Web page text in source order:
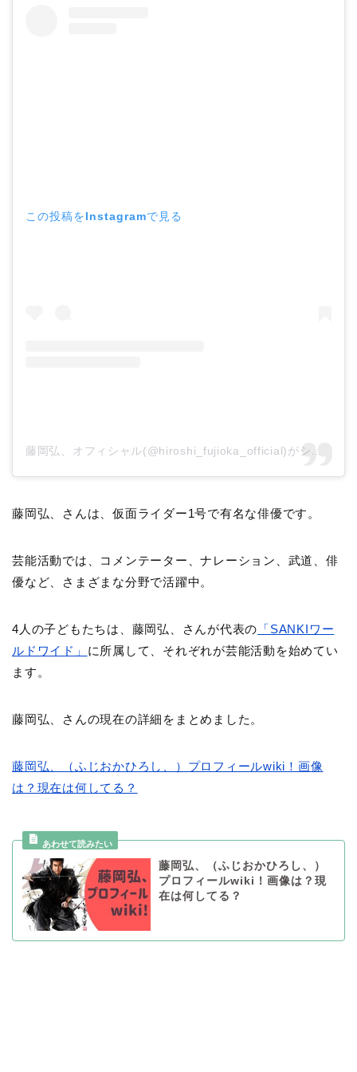
この投稿をInstagramで見る
藤岡弘、さんは、仮面ライダー1号で有名な俳優です。
芸能活動では、コメンテーター、ナレーション、武道、俳
優など、さまざまな分野で活躍中。
4人の子どもたちは、藤岡弘、さんが代表の 「SANKIワー
ルドワイド」 に所属して、それぞれが芸能活動を始めてい
ます。
藤岡弘、さんの現在の詳細をまとめました。
藤岡弘、（ふじおかひろし、）プロフィールwiki！画像
は？現在は何してる？
藤岡弘、（ふじおかひろし、）
プロフィールwiki！画像は？現
在は何してる？